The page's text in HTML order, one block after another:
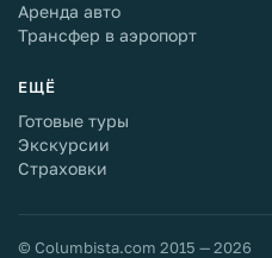
Аренда авто
Трансфер в аэропорт
ЕЩЁ
Готовые туры
Экскурсии
Страховки
© Columbista.com 2015 — 2026